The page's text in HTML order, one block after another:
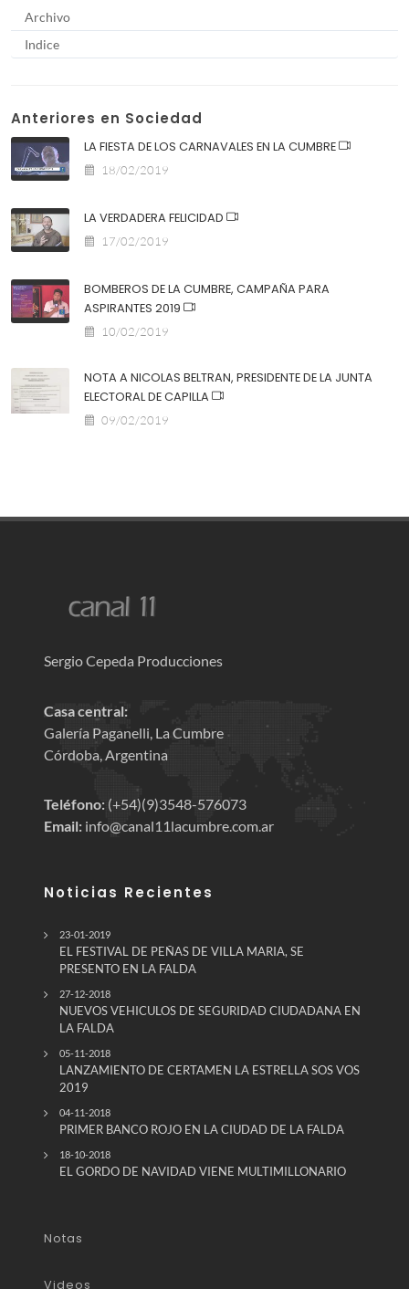
Archivo
Indice
Anteriores en Sociedad
LA FIESTA DE LOS CARNAVALES EN LA CUMBRE
18/02/2019
LA VERDADERA FELICIDAD
17/02/2019
BOMBEROS DE LA CUMBRE, CAMPAÑA PARA
ASPIRANTES 2019
10/02/2019
NOTA A NICOLAS BELTRAN, PRESIDENTE DE LA JUNTA
ELECTORAL DE CAPILLA
09/02/2019
Sergio Cepeda Producciones
Casa central:
Galería Paganelli, La Cumbre
Córdoba, Argentina
Teléfono: (+54)(9)3548-576073
Email: info@canal11lacumbre.com.ar
Noticias Recientes
23-01-2019
EL FESTIVAL DE PEÑAS DE VILLA MARIA, SE
PRESENTO EN LA FALDA
27-12-2018
NUEVOS VEHICULOS DE SEGURIDAD CIUDADANA EN
LA FALDA
05-11-2018
LANZAMIENTO DE CERTAMEN LA ESTRELLA SOS VOS
2019
04-11-2018
PRIMER BANCO ROJO EN LA CIUDAD DE LA FALDA
18-10-2018
EL GORDO DE NAVIDAD VIENE MULTIMILLONARIO
Notas
Videos